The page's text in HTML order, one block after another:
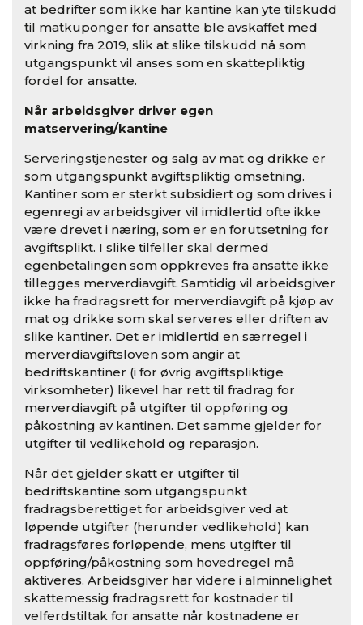
at bedrifter som ikke har kantine kan yte tilskudd
til matkuponger for ansatte ble avskaffet med
virkning fra 2019, slik at slike tilskudd nå som
utgangspunkt vil anses som en skattepliktig
fordel for ansatte.
Når arbeidsgiver driver egen
matservering/kantine
Serveringstjenester og salg av mat og drikke er
som utgangspunkt avgiftspliktig omsetning.
Kantiner som er sterkt subsidiert og som drives i
egenregi av arbeidsgiver vil imidlertid ofte ikke
være drevet i næring, som er en forutsetning for
avgiftsplikt. I slike tilfeller skal dermed
egenbetalingen som oppkreves fra ansatte ikke
tillegges merverdiavgift. Samtidig vil arbeidsgiver
ikke ha fradragsrett for merverdiavgift på kjøp av
mat og drikke som skal serveres eller driften av
slike kantiner. Det er imidlertid en særregel i
merverdiavgiftsloven som angir at
bedriftskantiner (i for øvrig avgiftspliktige
virksomheter) likevel har rett til fradrag for
merverdiavgift på utgifter til oppføring og
påkostning av kantinen. Det samme gjelder for
utgifter til vedlikehold og reparasjon.
Når det gjelder skatt er utgifter til
bedriftskantine som utgangspunkt
fradragsberettiget for arbeidsgiver ved at
løpende utgifter (herunder vedlikehold) kan
fradragsføres forløpende, mens utgifter til
oppføring/påkostning som hovedregel må
aktiveres. Arbeidsgiver har videre i alminnelighet
skattemessig fradragsrett for kostnader til
velferdstiltak for ansatte når kostnadene er